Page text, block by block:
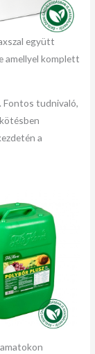
együtt
amellyel komplett
Fontos tudnivaló,
a